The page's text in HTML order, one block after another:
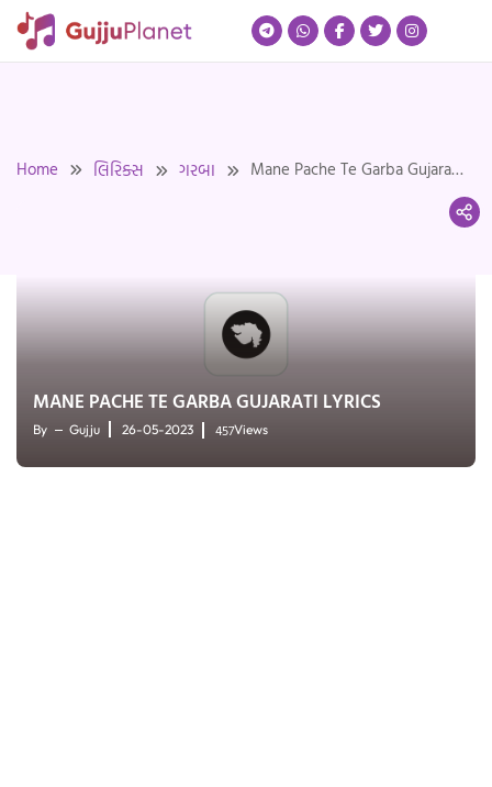
Skip
Home લિરિક્સ ગરબા
Mane Pache Te Garba Gujarati
MANE PACHE TE GARBA GUJARATI LYRICS
By Gujju 26-05-2023 457Views